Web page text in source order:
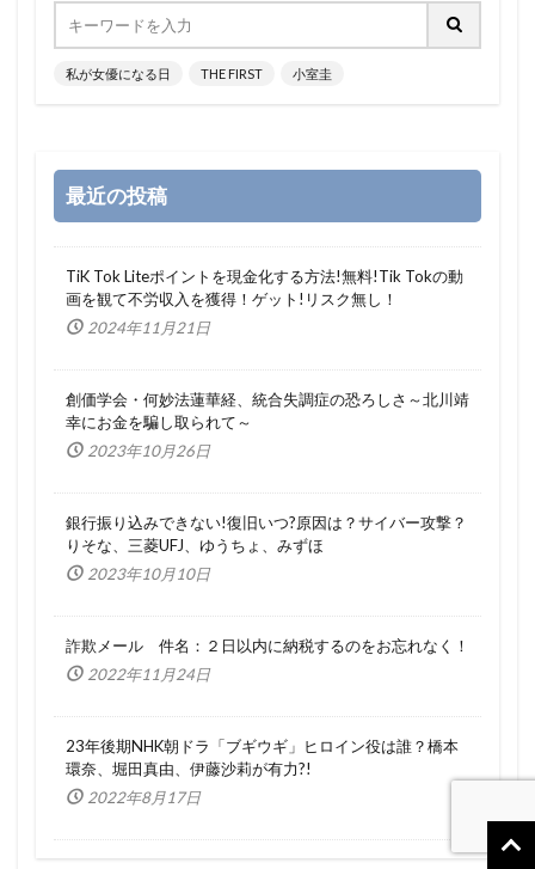
私が女優になる日 THE FIRST 小室圭
最近の投稿
TiK Tok Liteポイントを現金化する方法!無料!Tik Tokの動
画を観て不労収入を獲得！ゲット!リスク無し！
2024年11月21日
創価学会・何妙法蓮華経、統合失調症の恐ろしさ～北川靖
幸にお金を騙し取られて～
2023年10月26日
銀行振り込みできない!復旧いつ?原因は？サイバー攻撃？
りそな、三菱UFJ、ゆうちょ、みずほ
2023年10月10日
詐欺メール 件名：２日以内に納税するのをお忘れなく！
2022年11月24日
23年後期NHK朝ドラ「ブギウギ」ヒロイン役は誰？橋本
環奈、堀田真由、伊藤沙莉が有力?!
2022年8月17日